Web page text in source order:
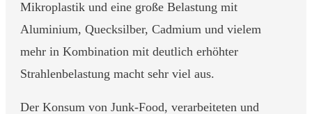
Mikroplastik und eine große Belastung mit
Aluminium, Quecksilber, Cadmium und vielem
mehr in Kombination mit deutlich erhöhter
Strahlenbelastung macht sehr viel aus.
Der Konsum von Junk-Food, verarbeiteten und